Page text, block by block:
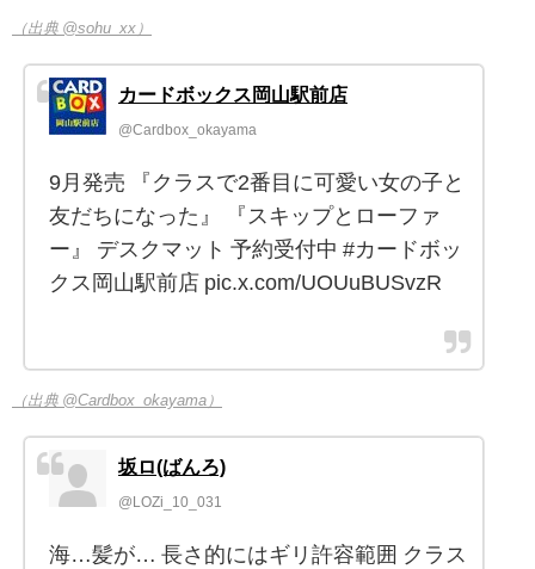
（出典 @sohu_xx）
カードボックス岡山駅前店
@Cardbox_okayama
9月発売 『クラスで2番目に可愛い女の子と
友だちになった』 『スキップとローファ
ー』 デスクマット 予約受付中 #カードボッ
クス岡山駅前店 pic.x.com/UOUuBUSvzR
（出典 @Cardbox_okayama）
坂ロ(ばんろ)
@LOZi_10_031
海…髪が… 長さ的にはギリ許容範囲 クラス